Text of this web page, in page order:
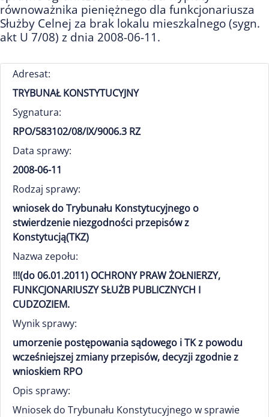
równoważnika pieniężnego dla funkcjonariusza
Służby Celnej za brak lokalu mieszkalnego (sygn.
akt U 7/08) z dnia 2008-06-11.
Adresat:
TRYBUNAŁ KONSTYTUCYJNY
Sygnatura:
RPO/583102/08/IX/9006.3 RZ
Data sprawy:
2008-06-11
Rodzaj sprawy:
wniosek do Trybunału Konstytucyjnego o
stwierdzenie niezgodności przepisów z
Konstytucją(TKZ)
Nazwa zepołu:
!!!(do 06.01.2011) OCHRONY PRAW ŻOŁNIERZY,
FUNKCJONARIUSZY SŁUŻB PUBLICZNYCH I
CUDZOZIEM.
Wynik sprawy:
umorzenie postępowania sądowego i TK z powodu
wcześniejszej zmiany przepisów, decyzji zgodnie z
wnioskiem RPO
Opis sprawy:
Wniosek do Trybunału Konstytucyjnego w sprawie